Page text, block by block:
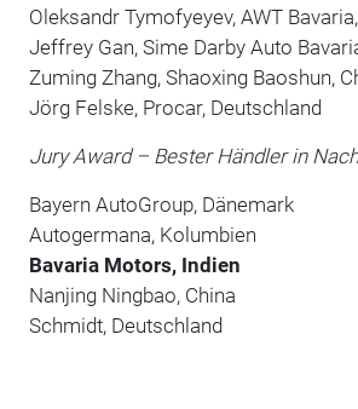
Oleksandr Tymofyeyev, AWT
Jeffrey Gan, Sime Darby Auto
Zuming Zhang, Shaoxing Baoshun,
Jörg Felske, Procar, Deutschland
Jury Award – Bester Händler in
Bayern AutoGroup, Dänemark
Autogermana, Kolumbien
Bavaria Motors, Indien
Nanjing Ningbao, China
Schmidt, Deutschland